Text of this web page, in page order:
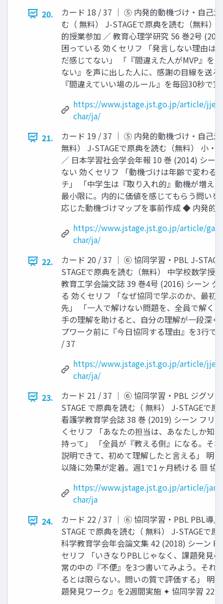
20.
カード 18 / 37 │ ⑤ 内発的動機づけ・自己決
む（ 無料） J-STAGEで原典を読む（無料）
的授業参加 ／ 教育心理学研究 56 巻2号
困っている 効くセリフ 「発言しない理由は
だ感じてない」 「『間違えた人がMVP』を
ない』を声に出した人に、感謝の目線を送
『間違えていい場のルール』を毎回30秒で
https://www.jstage.jst.go.jp/article/
char/ja/
21.
カード 19 / 37 │ ⑤ 内発的動機づけ・自己決
無料） J-STAGEで原典を読む（無料） 小・
／ 日本学習社会学会年報 10 巻 (2014) シー
ない 効くセリフ 「動機づけは年齢で変わる
チ」 「中学生は『取り入れ的』動機が増え
最小限に。内的に価値を感じてもらう問い
応じた動機づけマップを事前作成 ◆ 内発的
https://www.jstage.jst.go.jp/article/
char/ja/
22.
カード 20 / 37 │ ⑥ 協同学習・PBL J-
STAGEで原典を読む（無料） 中学校数学授
教育工学会論文誌 39 巻4号 (2016) シーン
る 効くセリフ 「なぜ協同で学ぶのか、最初
先」 「一人で解けない問題を、全員で解く
手の理解を助けると、自分の理解が一段深
プワーク前に『今日協同する理由』を3行
/ 37
https://www.jstage.jst.go.jp/article/
char/ja/
23.
カード 21 / 37 │ ⑥ 協同学習・PBL ジグソ
STAGE で原典を読む（ 無料） J-STAGEで
看護学教育学会誌 38 巻 (2019) シーン フリ
くセリフ 「あなたの担当は、あなたしか知
持って」 「全員が『教える側』になる。そ
説明できて、初めて理解したと言える」 明
以降に効果が定着。週1で1ヶ月続ける ▦ 協
https://www.jstage.jst.go.jp/article/
char/ja
24.
カード 22 / 37 │ ⑥ 協同学習・PBL PBL導
STAGE で原典を読む（ 無料） J-STAGEで
科学教育学会年会論文集 42 (2018) シーン
セリフ 「いきなりPBLじゃなく、課題発見
常の中の『不便』を3つ書いてみよう。それ
るとは限らない。問いの質で評価する」 明
題発見ワーク』を2週間実施 ✦ 協同学習 22 /